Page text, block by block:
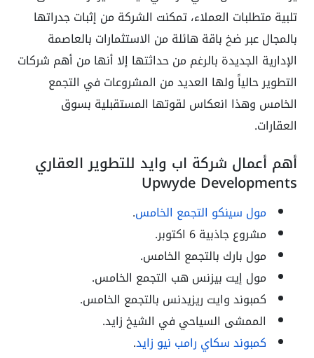
تلبية متطلبات العملاء، تمكنت الشركة من إثبات جدراتها
بالمجال عبر ضخ باقة هائلة من الاستثمارات بالعاصمة
الإدارية الجديدة بالرغم من حداثتها إلا أنها من أهم شركات
التطوير حالياً ولها العديد من المشروعات في التجمع
الخامس وهذا انعكاس لقوتها المستقبلية بسوق
العقارات.
أهم أعمال شركة اب وايد للتطوير العقاري
Upwyde Developments
مول سينكو التجمع الخامس.
مشروع جاذبية 6 اكتوبر.
مول بارك بالتجمع الخامس.
مول إيت بيزنس هب التجمع الخامس.
كمبوند وايت ريزيدنس بالتجمع الخامس.
الممشى السياحي في الشيخ زايد.
كمبوند سكاي رامب نيو زايد.